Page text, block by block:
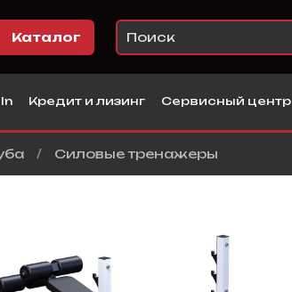
Каталог
Кредит и лизинг Сервисный центр
Силовые тренажеры